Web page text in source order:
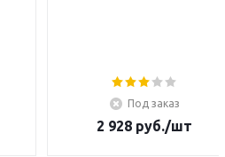
Под заказ
2 928 руб./шт